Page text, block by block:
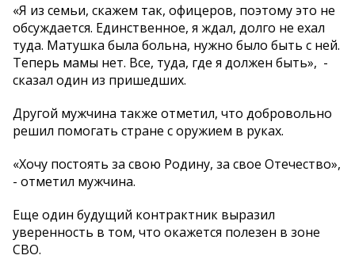
«Я из семьи, скажем так, офицеров, поэтому это не
обсуждается. Единственное, я ждал, долго не ехал
туда. Матушка была больна, нужно было быть с ней.
Теперь мамы нет. Все, туда, где я должен быть», -
сказал один из пришедших.
Другой мужчина также отметил, что добровольно
решил помогать стране с оружием в руках.
«Хочу постоять за свою Родину, за свое Отечество»,
- отметил мужчина.
Еще один будущий контрактник выразил
уверенность в том, что окажется полезен в зоне
СВО.